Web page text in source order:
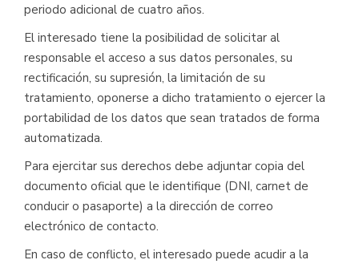
periodo adicional de cuatro años.
El interesado tiene la posibilidad de solicitar al
responsable el acceso a sus datos personales, su
rectificación, su supresión, la limitación de su
tratamiento, oponerse a dicho tratamiento o ejercer la
portabilidad de los datos que sean tratados de forma
automatizada.
Para ejercitar sus derechos debe adjuntar copia del
documento oficial que le identifique (DNI, carnet de
conducir o pasaporte) a la dirección de correo
electrónico de contacto.
En caso de conflicto, el interesado puede acudir a la